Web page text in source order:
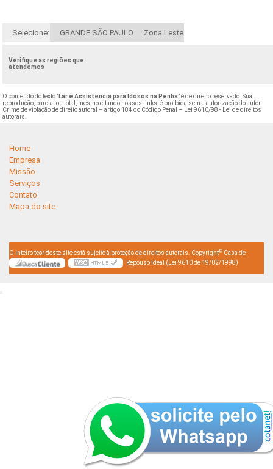
Selecione: GRANDE SÃO PAULO Zona Leste
Verifique as regiões que
atendemos
O conteúdo do texto "Lar e Assistência para Idosos na Penha" é de direito reservado. Sua
reprodução, parcial ou total, mesmo citando nossos links, é proibida sem a autorização do autor.
Crime de violação de direito autoral – artigo 184 do Código Penal –
Lei 9610/98 - Lei de direitos
autorais
Home
Empresa
Missão
Serviços
Contato
Mapa do site
O inteiro teor deste site está sujeito à proteção de direitos autorais. Copyright© Casa de
Repouso Ideal (Lei 9610 de 19/02/1998)